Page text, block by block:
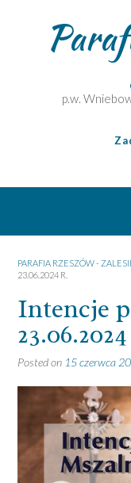
p.w.
PARAFIA RZESZÓW -
23.06.2024 R.
Intencje
Posted on 15 czerwca